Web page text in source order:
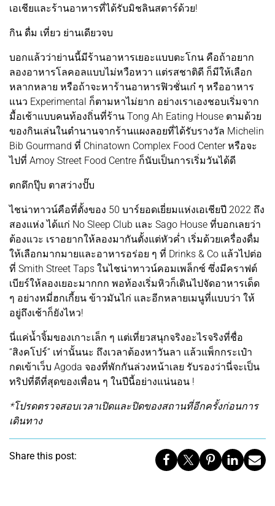
เอเชียและร้านอาหารที่ได้รับมิชลินสตาร์ด้วย!
กิน ดื่ม เที่ยว ย่านเดียวจบ
บอกแล้วว่าย่านนี้มีร้านอาหารเยอะแบบตะโกน คือถ้าอยาก
ลองอาหารโลคอลแบบไม่หวือหวา แต่รสชาติดี ก็มีให้เลือก
หลากหลาย หรือถ้าจะหาร้านอาหารฟิวชั่นเก๋ ๆ หรืออาหาร
แนว Experimental ก็ตามหาไม่ยาก อย่างเราเองชอบเริ่มจาก
มื้อเช้าแบบคนท้องถิ่นที่ร้าน Tong Ah Eating House ตามด้วย
ของกินเล่นในตำนานจากร้านแผงลอยที่ได้รับรางวัล Michelin
Bib Gourmand ที่ Chinatown Complex Food Center หรือจะ
ไปที่ Amoy Street Food Centre ก็นับเป็นการเริ่มวันได้ดี
ตกดึกปุ๊บ ตาสว่างปั๊บ
ไชน่าทาวน์คือที่ตั้งของ 50 บาร์ยอดเยี่ยมแห่งเอเชียปี 2022 ถึง
สองแห่ง ได้แก่ No Sleep Club และ Sago House ที่บอกเลยว่า
ต้องแวะ เราอยากให้ลองมากันตั้งแต่หัวค่ำ เริ่มด้วยเครื่องดื่ม
ให้เลือกมากมายและอาหารอร่อย ๆ ที่ Drinks & Co แล้วไปต่อ
ที่ Smith Street Taps ในไชน่าทาวน์คอมเพล็กซ์ ซึ่งมีคราฟต์
เบียร์ให้ลองเยอะมากกก พอท้องเริ่มหิวก็เดินไปจัดอาหารเด็ด
ๆ อย่างหมี่ฮกเกี้ยน ข้าวมันไก่ และอีกหลายเมนูที่แบบว่า ให้
อยู่ถึงเช้าก็ยังไหว!
นี่แค่น้ำจิ้มของเกาะเล็ก ๆ แต่เที่ยวสนุกจริงอะไรจริงที่ชื่อ
“สิงคโปร์” เท่านั้นนะ ถึงเวลาต้องหาวันลา แล้วแพ็กกระเป๋า
กดเข้าเว็บ Agoda จองที่พักกันล่วงหน้าเลย รับรองว่านี่จะเป็น
ทริปที่ดีที่สุดของเพื่อน ๆ ในปีนี้อย่างแน่นอน !
*โปรดตรวจสอบเวลาเปิดและปิดของสถานที่อีกครั้งก่อนการ
เดินทาง
Share this post: